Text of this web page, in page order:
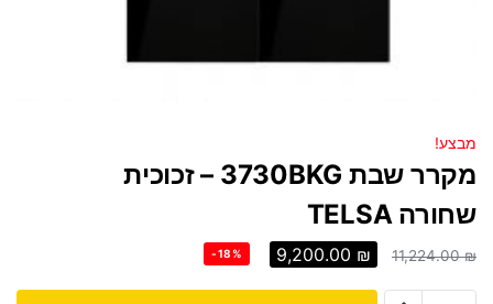
מבצע!
מקרר שבת 3730BKG – זכוכית
שחורה TELSA
11,224.00₪
9,200.00 ₪
-18%